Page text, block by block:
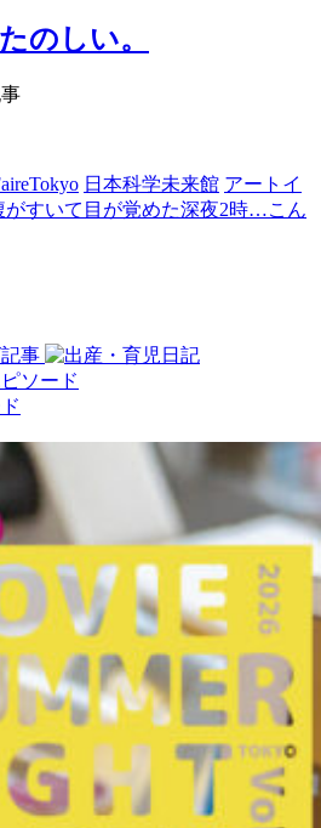
のしい。
日本科学未来館 アートイ
がすいて目が覚めた深夜2時…こん